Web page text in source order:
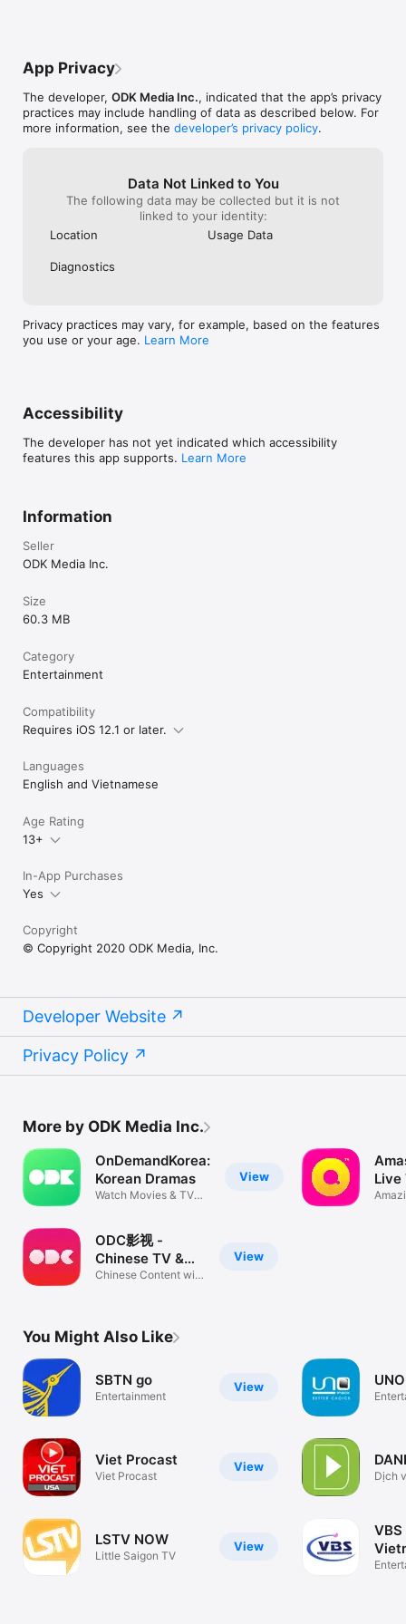
Liên hệ:
Website: https://www.ondemandviet.com
Privacy Policy: odkmedia.net/privacy-policy
App Privacy
The developer, ODK Media Inc., indicated that the app’s privacy
practices may include handling of data as described below. For
more information, see the developer’s privacy policy.
Data Not Linked to You
The following data may be collected but it is not
linked to your identity:
Location
Usage Data
Diagnostics
Privacy practices may vary, for example, based on the features
you use or your age. Learn More
Accessibility
The developer has not yet indicated which accessibility
features this app supports. Learn More
Information
Seller
ODK Media Inc.
Size
60.3 MB
Category
Entertainment
Compatibility
Requires iOS 12.1 or later.
Languages
English and Vietnamese
Age Rating
13+
In-App Purchases
Yes
Copyright
© Copyright 2020 ODK Media, Inc.
Developer Website
Privacy Policy
More by ODK Media Inc.
View
OnDemandKorea:
Korean Dramas
Watch Movies & TV
View
ODC影视 -
Chinese TV &
Movies
Chinese Content with
Live
You Might Also Like
View
SBTN go
Entertainment
View
Viet Procast
Viet Procast
View
LSTV NOW
Little Saigon TV
Dịch